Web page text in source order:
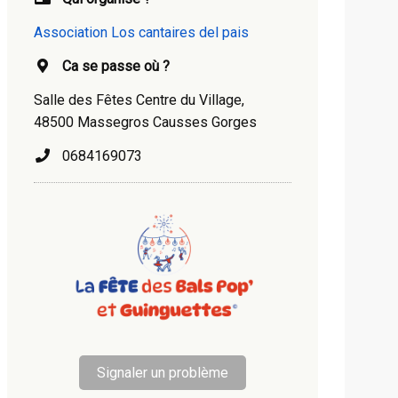
Association Los cantaires del pais
Ca se passe où ?
Salle des Fêtes Centre du Village,
48500 Massegros Causses Gorges
0684169073
Signaler un problème